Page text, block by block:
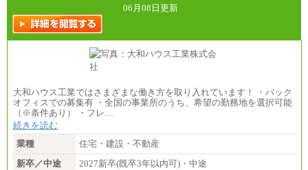
06月08日更新
大和ハウス工業ではさまざまな働き方を取り入れています！ ・バック
オフィスでの募集有 ・全国の事業所のうち、希望の勤務地を選択可能
（※条件あり） ・フレ…
続きを読む
業種
住宅・建設・不動産
新卒／中途
2027新卒(既卒3年以内可)・中途